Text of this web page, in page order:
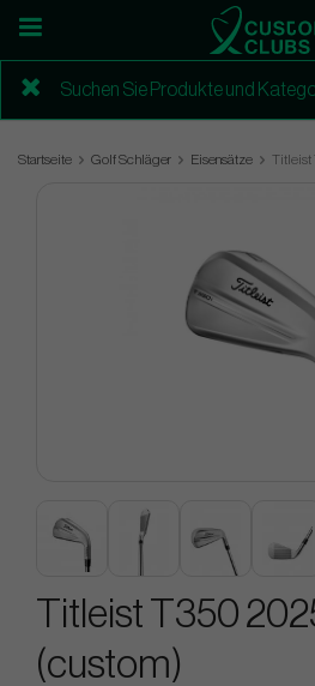
Startseite Golf Schläger Eisensätze Titleist
Titleist T350
(custom)